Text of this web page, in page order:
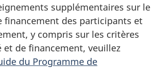
supplémentaires sur le
financement des participants et
y compris sur les critères
et de financement, veuillez
du Programme de